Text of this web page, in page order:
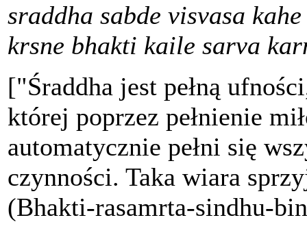
sraddha sabde visvasa
krsne bhakti kaile sarva
["Śraddha jest pełną
której poprzez pełnienie
automatycznie pełni się
czynności. Taka wiara
(Bhakti-rasamrta-sindhu-